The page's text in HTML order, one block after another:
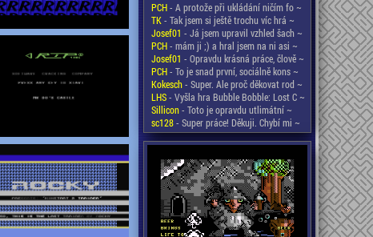
PCH- A protože při ukládání ničím fo ~
TK- Tak jsem si ještě trochu víc hrá ~
Josef01 - Já jsem upravil vzhled šach ~
PCH- mám ji ;) a hral jsem na ni asi ~
Josef01 - Opravdu krásná práce, člově ~
PCH- To je snad první, sociálně kons ~
Kokesch- Super. Ale proč děkovat rod ~
LHS- Vyšla hra Bubble Bobble: Lost C ~
Sillicon- Toto je opravdu utlimátní ~
sc128- Super práce! Děkuji. Chybí mi ~